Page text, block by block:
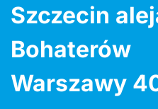
Szczecin
Bohaterów
Warszawy